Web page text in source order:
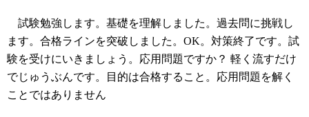
試験勉強します。基礎を理解しました。過去問に挑戦し
ます。合格ラインを突破しました。OK。対策終了です。試
験を受けにいきましょう。応用問題ですか？ 軽く流すだけ
でじゅうぶんです。目的は合格すること。応用問題を解く
ことではありません